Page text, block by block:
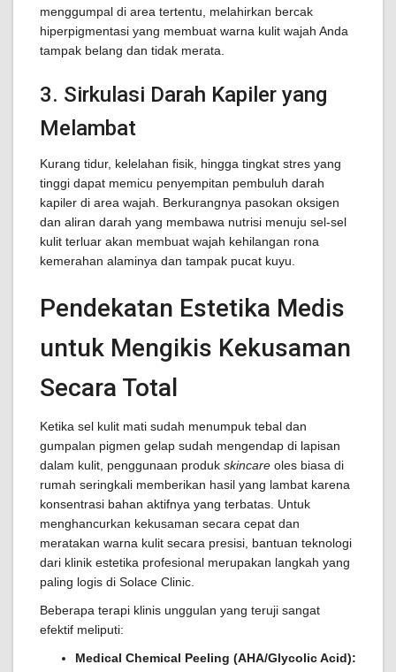
menggumpal di area tertentu, melahirkan bercak
hiperpigmentasi yang membuat warna kulit wajah Anda
tampak belang dan tidak merata.
3. Sirkulasi Darah Kapiler yang
Melambat
Kurang tidur, kelelahan fisik, hingga tingkat stres yang
tinggi dapat memicu penyempitan pembuluh darah
kapiler di area wajah. Berkurangnya pasokan oksigen
dan aliran darah yang membawa nutrisi menuju sel-sel
kulit terluar akan membuat wajah kehilangan rona
kemerahan alaminya dan tampak pucat kuyu.
Pendekatan Estetika Medis
untuk Mengikis Kekusaman
Secara Total
Ketika sel kulit mati sudah menumpuk tebal dan
gumpalan pigmen gelap sudah mengendap di lapisan
dalam kulit, penggunaan produk skincare oles biasa di
rumah seringkali memberikan hasil yang lambat karena
konsentrasi bahan aktifnya yang terbatas. Untuk
menghancurkan kekusaman secara cepat dan
meratakan warna kulit secara presisi, bantuan teknologi
dari klinik estetika profesional merupakan langkah yang
paling logis di Solace Clinic.
Beberapa terapi klinis unggulan yang teruji sangat
efektif meliputi:
Medical Chemical Peeling (AHA/Glycolic Acid):